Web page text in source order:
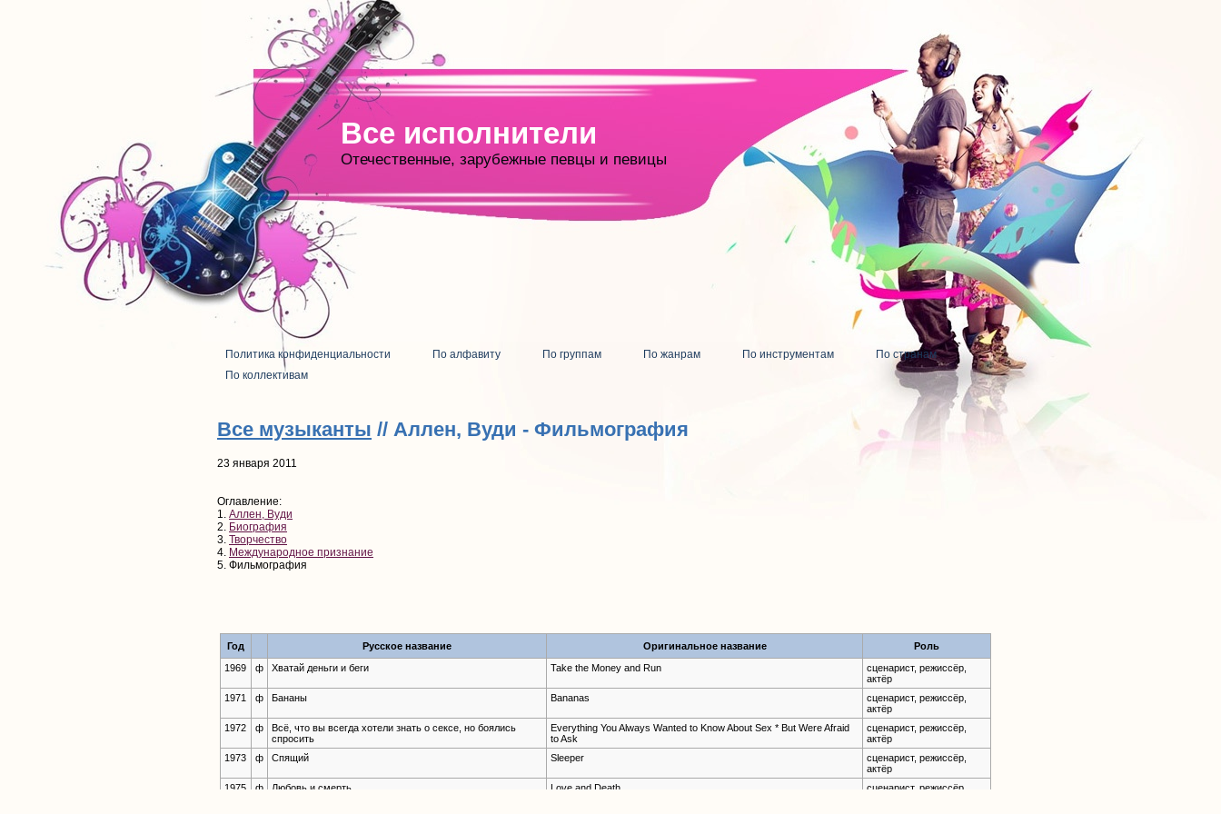
Все исполнители
Отечественные, зарубежные певцы и певицы
Политика конфиденциальности По алфавиту По группам По жанрам По инструментам
По странам
По коллективам
Все музыканты // Аллен, Вуди - Фильмография
23 января 2011
Оглавление:
1. Аллен, Вуди
2. Биография
3. Творчество
4. Международное признание
5. Фильмография
Год Русское название Оригинальное название
Роль
1969
ф Хватай деньги и беги Take the Money and Run
сценарист, режиссёр,
актёр
1971
ф Бананы Bananas
сценарист, режиссёр,
актёр
1972
ф
Всё, что вы всегда хотели знать о сексе, но боялись
спросить
Everything You Always Wanted to Know About Sex * But Were Afraid
to Ask
сценарист, режиссёр,
актёр
1973
ф Спящий Sleeper
сценарист, режиссёр,
актёр
1975
ф Любовь и смерть Love and Death
сценарист, режиссёр,